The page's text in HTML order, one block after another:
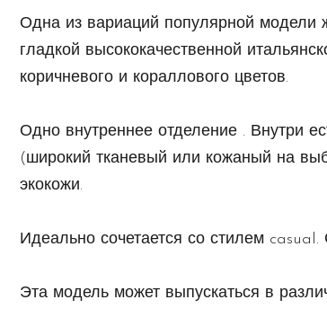
Одна из вариаций популярной модели
гладкой высококачественной
коричневого и кораллового цветов.
Одно внутреннее отделение . Внутри
(широкий тканевый или кожаный на
экокожи.
Идеально сочетается со стилем
Эта модель может выпускаться в